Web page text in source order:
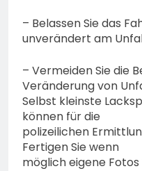
– Belassen Sie das
unverändert am
– Vermeiden Sie die
Veränderung von
Selbst kleinste
können für die
polizeilichen
Fertigen Sie wenn
möglich eigene